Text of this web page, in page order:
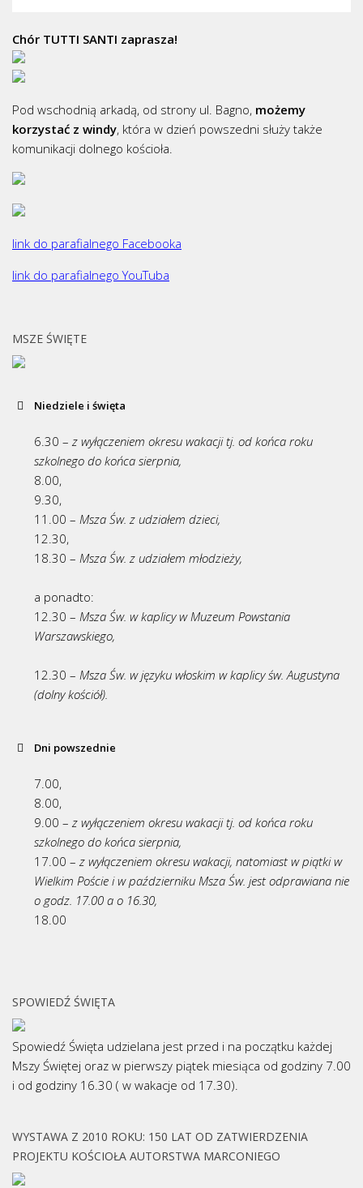
Chór TUTTI SANTI zaprasza!
Pod wschodnią arkadą, od strony ul. Bagno, możemy
korzystać z windy, która w dzień powszedni służy także
komunikacji dolnego kościoła.
link do parafialnego Facebooka
link do parafialnego YouTuba
MSZE ŚWIĘTE
Niedziele i święta
6.30 – z wyłączeniem okresu wakacji tj. od końca roku
szkolnego do końca sierpnia,
8.00,
9.30,
11.00 – Msza Św. z udziałem dzieci,
12.30,
18.30 – Msza Św. z udziałem młodzieży,
a ponadto:
12.30 – Msza Św. w kaplicy w Muzeum Powstania
Warszawskiego,
12.30 – Msza Św. w języku włoskim w kaplicy św. Augustyna
(dolny kościół).
Dni powszednie
7.00,
8.00,
9.00 – z wyłączeniem okresu wakacji tj. od końca roku
szkolnego do końca sierpnia,
17.00 – z wyłączeniem okresu wakacji, natomiast w piątki w
Wielkim Poście i w październiku Msza Św. jest odprawiana nie
o godz. 17.00 a o 16.30,
18.00
SPOWIEDŹ ŚWIĘTA
Spowiedź Święta udzielana jest przed i na początku każdej
Mszy Świętej oraz w pierwszy piątek miesiąca od godziny 7.00
i od godziny 16.30 ( w wakacje od 17.30).
WYSTAWA Z 2010 ROKU: 150 LAT OD ZATWIERDZENIA
PROJEKTU KOŚCIOŁA AUTORSTWA MARCONIEGO